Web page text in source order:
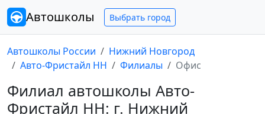
Автошколы Выбрать город
Автошколы России
Нижний Новгород
Авто-Фристайл НН
Филиалы Офис
Филиал автошколы Авто-
Фристайл НН: г. Нижний